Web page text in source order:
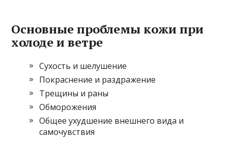
Основные проблемы кожи при
холоде и ветре
Сухость и шелушение
Покраснение и раздражение
Трещины и раны
Обморожения
Общее ухудшение внешнего вида и
самочувствия